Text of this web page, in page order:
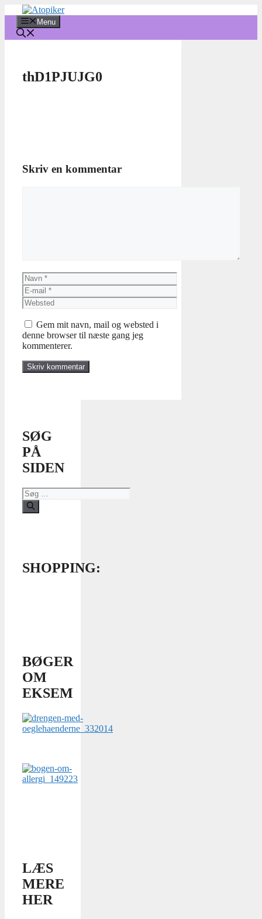
indhold
Menu
thD1PJUJG0
Skriv en kommentar
Navn
E-
mail
Websted
Gem mit navn, mail og websted i
denne browser til næste gang jeg
kommenterer.
SØG
PÅ
SIDEN
Søg
efter:
SHOPPING:
BØGER
OM
EKSEM
LÆS
MERE
HER